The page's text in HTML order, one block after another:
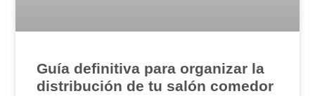
Guía definitiva para organizar la
distribución de tu salón comedor